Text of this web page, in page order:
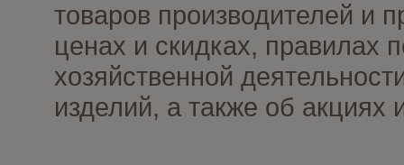
товаров производителей и
ценах и скидках, правилах
хозяйственной
изделий, а также об